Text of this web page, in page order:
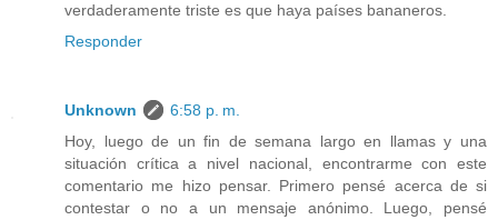
verdaderamente triste es que haya países bananeros.
Responder
Unknown
6:58 p. m.
Hoy, luego de un fin de semana largo en llamas y una
situación crítica a nivel nacional, encontrarme con este
comentario me hizo pensar. Primero pensé acerca de si
contestar o no a un mensaje anónimo. Luego, pensé